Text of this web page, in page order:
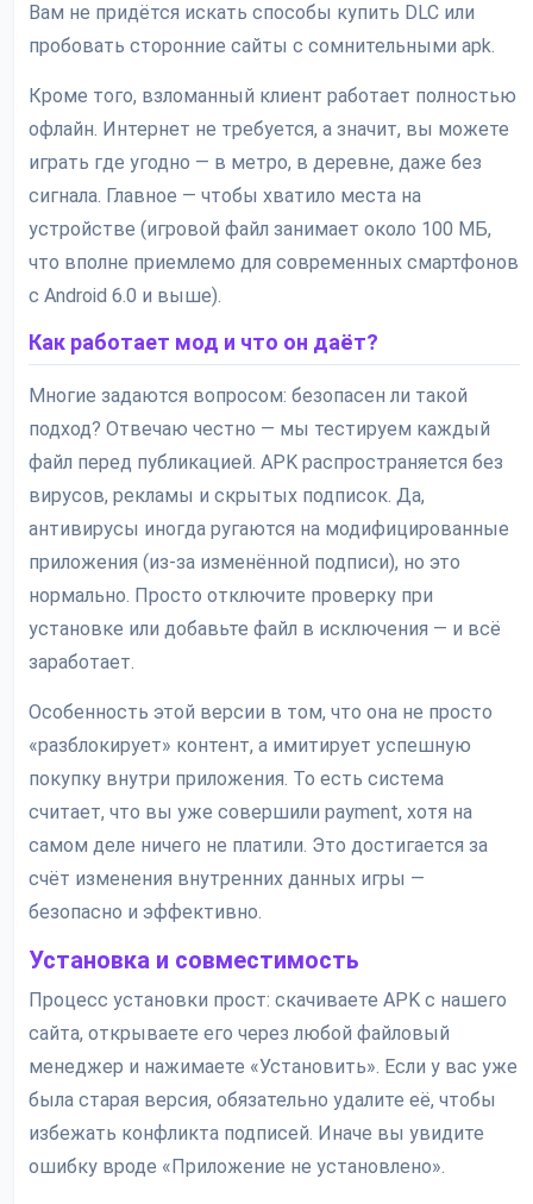
Вам не придётся искать способы купить DLC или
пробовать сторонние сайты с сомнительными apk.
Кроме того, взломанный клиент работает полностью
офлайн. Интернет не требуется, а значит, вы можете
играть где угодно — в метро, в деревне, даже без
сигнала. Главное — чтобы хватило места на
устройстве (игровой файл занимает около 100 МБ,
что вполне приемлемо для современных смартфонов
с Android 6.0 и выше).
Как работает мод и что он даёт?
Многие задаются вопросом: безопасен ли такой
подход? Отвечаю честно — мы тестируем каждый
файл перед публикацией. APK распространяется без
вирусов, рекламы и скрытых подписок. Да,
антивирусы иногда ругаются на модифицированные
приложения (из-за изменённой подписи), но это
нормально. Просто отключите проверку при
установке или добавьте файл в исключения — и всё
заработает.
Особенность этой версии в том, что она не просто
«разблокирует» контент, а имитирует успешную
покупку внутри приложения. То есть система
считает, что вы уже совершили payment, хотя на
самом деле ничего не платили. Это достигается за
счёт изменения внутренних данных игры —
безопасно и эффективно.
Установка и совместимость
Процесс установки прост: скачиваете APK с нашего
сайта, открываете его через любой файловый
менеджер и нажимаете «Установить». Если у вас уже
была старая версия, обязательно удалите её, чтобы
избежать конфликта подписей. Иначе вы увидите
ошибку вроде «Приложение не установлено».